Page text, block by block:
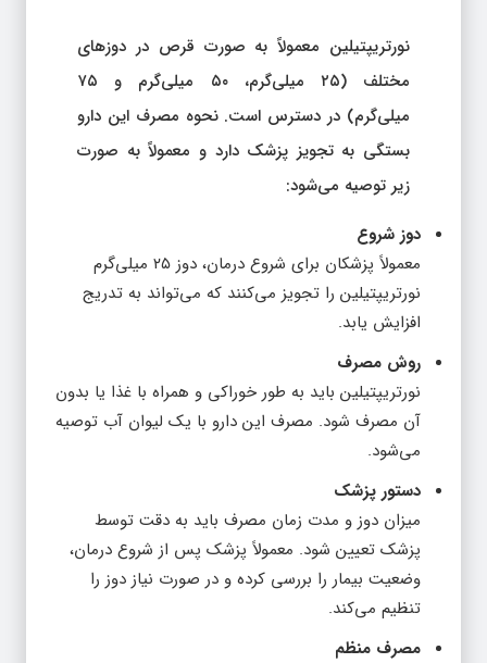
نورتریپتیلین معمولاً به صورت قرص در دوزهای
مختلف (۲۵ میلی‌گرم، ۵۰ میلی‌گرم و ۷۵
میلی‌گرم) در دسترس است. نحوه مصرف این دارو
بستگی به تجویز پزشک دارد و معمولاً به صورت
زیر توصیه می‌شود:
دوز شروع
معمولاً پزشکان برای شروع درمان، دوز ۲۵ میلی‌گرم
نورتریپتیلین را تجویز می‌کنند که می‌تواند به تدریج
افزایش یابد.
روش مصرف
نورتریپتیلین باید به طور خوراکی و همراه با غذا یا بدون
آن مصرف شود. مصرف این دارو با یک لیوان آب توصیه
می‌شود.
دستور پزشک
میزان دوز و مدت زمان مصرف باید به دقت توسط
پزشک تعیین شود. معمولاً پزشک پس از شروع درمان،
وضعیت بیمار را بررسی کرده و در صورت نیاز دوز را
تنظیم می‌کند.
مصرف منظم